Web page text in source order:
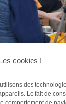
Les cookies !
des
Le fait de
comportement de
la Réserve des